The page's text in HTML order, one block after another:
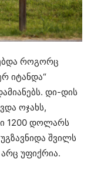
როგორც
იტანდა“
დი-დის
ოჯახს,
1200 დოლარს
შვილს
უფიქრია.